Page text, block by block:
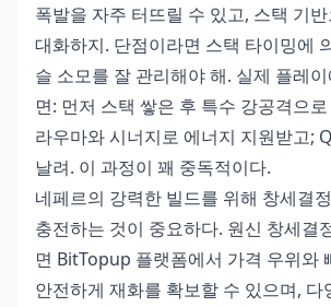
폭발을 자주 터뜨릴 수 있고, 스택 기
대화하지. 단점이라면 스택 타이밍에
슬 소모를 잘 관리해야 해. 실제 플레
면: 먼저 스택 쌓은 후 특수 강공격으
라우마와 시너지로 에너지 지원받고;
날려. 이 과정이 꽤 중독적이다.
네페르의 강력한 빌드를 위해 창세결
충전하는 것이 중요하다. 원신 창세결
면 BitTopup 플랫폼에서 가격 우위와
안전하게 재화를 확보할 수 있으며, 다